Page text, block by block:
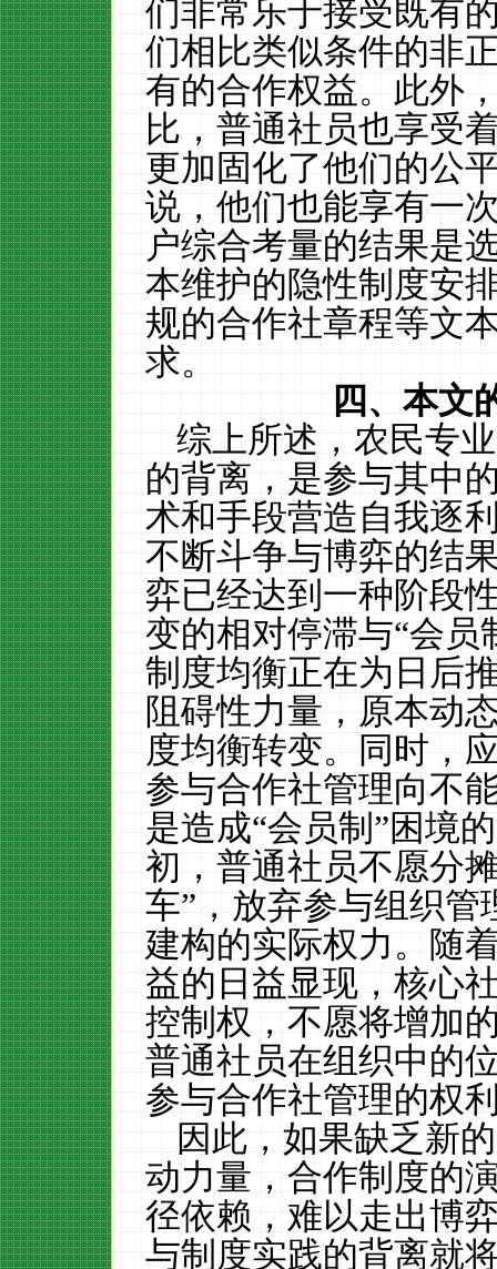
们非常乐于接受既有
们相比类似条件的非
有的合作权益。此外
比，普通社员也享受
更加固化了他们的公
说，他们也能享有一
户综合考量的结果是
本维护的隐性制度安
规的合作社章程等文
求。
四、本文
综上所述，农民专
的背离，是参与其中
术和手段营造自我逐
不断斗争与博弈的结
弈已经达到一种阶段
变的相对停滞与“会员
制度均衡正在为日后
阻碍性力量，原本动
度均衡转变。同时，
参与合作社管理向不
是造成“会员制”困境
初，普通社员不愿分
车”，放弃参与组织
建构的实际权力。随
益的日益显现，核心
控制权，不愿将增加
普通社员在组织中的
参与合作社管理的权
因此，如果缺乏新
动力量，合作制度的
径依赖，难以走出博
与制度实践的背离就